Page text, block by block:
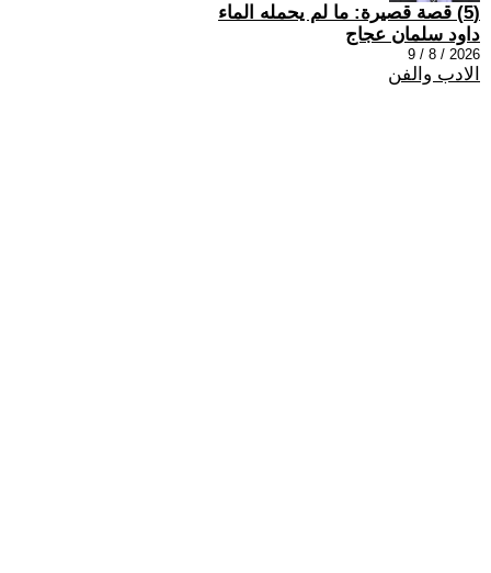
(5) قصة قصيرة: ما لم يحمله الماء
داود سلمان عجاج
2026 / 8 / 9
الادب والفن